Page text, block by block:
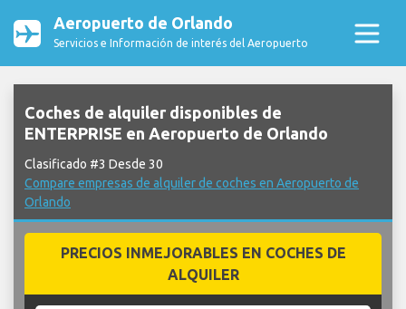
Aeropuerto de Orlando
Servicios e Información de interés del Aeropuerto
Coches de alquiler disponibles de
ENTERPRISE en Aeropuerto de Orlando
Clasificado #3 Desde 30
Compare empresas de alquiler de coches en Aeropuerto de
Orlando
PRECIOS INMEJORABLES EN COCHES DE
ALQUILER